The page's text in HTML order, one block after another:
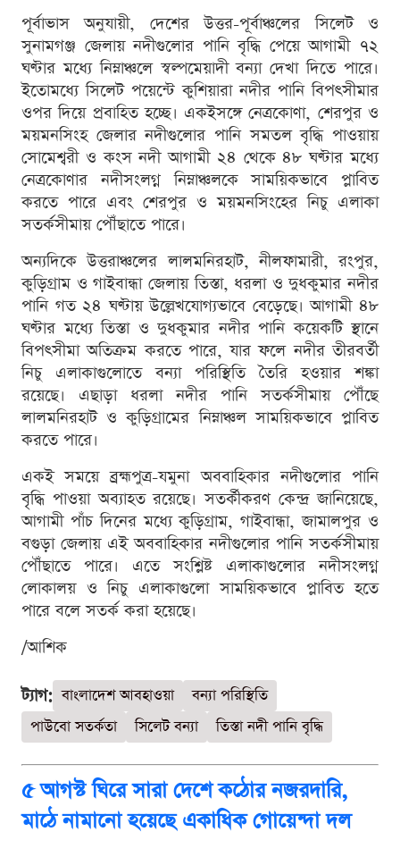
পূর্বাভাস অনুযায়ী, দেশের উত্তর-পূর্বাঞ্চলের সিলেট ও
সুনামগঞ্জ জেলায় নদীগুলোর পানি বৃদ্ধি পেয়ে আগামী ৭২
ঘণ্টার মধ্যে নিম্নাঞ্চলে স্বল্পমেয়াদী বন্যা দেখা দিতে পারে।
ইতোমধ্যে সিলেট পয়েন্টে কুশিয়ারা নদীর পানি বিপৎসীমার
ওপর দিয়ে প্রবাহিত হচ্ছে। একইসঙ্গে নেত্রকোণা, শেরপুর ও
ময়মনসিংহ জেলার নদীগুলোর পানি সমতল বৃদ্ধি পাওয়ায়
সোমেশ্বরী ও কংস নদী আগামী ২৪ থেকে ৪৮ ঘণ্টার মধ্যে
নেত্রকোণার নদীসংলগ্ন নিম্নাঞ্চলকে সাময়িকভাবে প্লাবিত
করতে পারে এবং শেরপুর ও ময়মনসিংহের নিচু এলাকা
সতর্কসীমায় পৌঁছাতে পারে।
অন্যদিকে উত্তরাঞ্চলের লালমনিরহাট, নীলফামারী, রংপুর,
কুড়িগ্রাম ও গাইবান্ধা জেলায় তিস্তা, ধরলা ও দুধকুমার নদীর
পানি গত ২৪ ঘণ্টায় উল্লেখযোগ্যভাবে বেড়েছে। আগামী ৪৮
ঘণ্টার মধ্যে তিস্তা ও দুধকুমার নদীর পানি কয়েকটি স্থানে
বিপৎসীমা অতিক্রম করতে পারে, যার ফলে নদীর তীরবর্তী
নিচু এলাকাগুলোতে বন্যা পরিস্থিতি তৈরি হওয়ার শঙ্কা
রয়েছে। এছাড়া ধরলা নদীর পানি সতর্কসীমায় পৌঁছে
লালমনিরহাট ও কুড়িগ্রামের নিম্নাঞ্চল সাময়িকভাবে প্লাবিত
করতে পারে।
একই সময়ে ব্রহ্মপুত্র-যমুনা অববাহিকার নদীগুলোর পানি
বৃদ্ধি পাওয়া অব্যাহত রয়েছে। সতর্কীকরণ কেন্দ্র জানিয়েছে,
আগামী পাঁচ দিনের মধ্যে কুড়িগ্রাম, গাইবান্ধা, জামালপুর ও
বগুড়া জেলায় এই অববাহিকার নদীগুলোর পানি সতর্কসীমায়
পৌঁছাতে পারে। এতে সংশ্লিষ্ট এলাকাগুলোর নদীসংলগ্ন
লোকালয় ও নিচু এলাকাগুলো সাময়িকভাবে প্লাবিত হতে
পারে বলে সতর্ক করা হয়েছে।
/আশিক
ট্যাগ: বাংলাদেশ আবহাওয়া
বন্যা পরিস্থিতি
পাউবো সতর্কতা
সিলেট বন্যা তিস্তা নদী পানি বৃদ্ধি
৫ আগস্ট ঘিরে সারা দেশে কঠোর নজরদারি,
মাঠে নামানো হয়েছে একাধিক গোয়েন্দা দল